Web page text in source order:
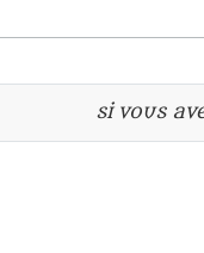
si vous